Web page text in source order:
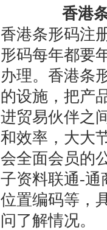
香港
香港条形码注
形码每年都要
办理。香港条
的设施，把产
进贸易伙伴之
和效率，大大
会全面会员的
子资料联通-通
位置编码等，
问了解情况。